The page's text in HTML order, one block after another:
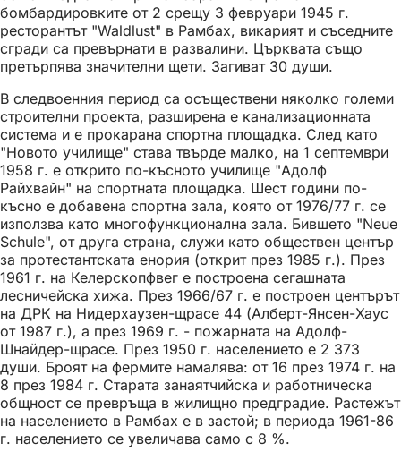
бомбардировките от 2 срещу 3 февруари 1945 г.
ресторантът "Waldlust" в Рамбах, викарият и съседните
сгради са превърнати в развалини. Църквата също
претърпява значителни щети. Загиват 30 души.
В следвоенния период са осъществени няколко големи
строителни проекта, разширена е канализационната
система и е прокарана спортна площадка. След като
"Новото училище" става твърде малко, на 1 септември
1958 г. е открито по-късното училище "Адолф
Райхвайн" на спортната площадка. Шест години по-
късно е добавена спортна зала, която от 1976/77 г. се
използва като многофункционална зала. Бившето "Neue
Schule", от друга страна, служи като обществен център
за протестантската енория (открит през 1985 г.). През
1961 г. на Келерскопфвег е построена сегашната
лесничейска хижа. През 1966/67 г. е построен центърът
на ДРК на Нидерхаузен-щрасе 44 (Алберт-Янсен-Хаус
от 1987 г.), а през 1969 г. - пожарната на Адолф-
Шнайдер-щрасе. През 1950 г. населението е 2 373
души. Броят на фермите намалява: от 16 през 1974 г. на
8 през 1984 г. Старата занаятчийска и работническа
общност се превръща в жилищно предградие. Растежът
на населението в Рамбах е в застой; в периода 1961-86
г. населението се увеличава само с 8 %.